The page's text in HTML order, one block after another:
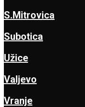
S.Mitrovica
Subotica
Užice
Valjevo
Vranje